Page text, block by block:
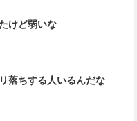
けど弱いな
落ちする人いるんだな